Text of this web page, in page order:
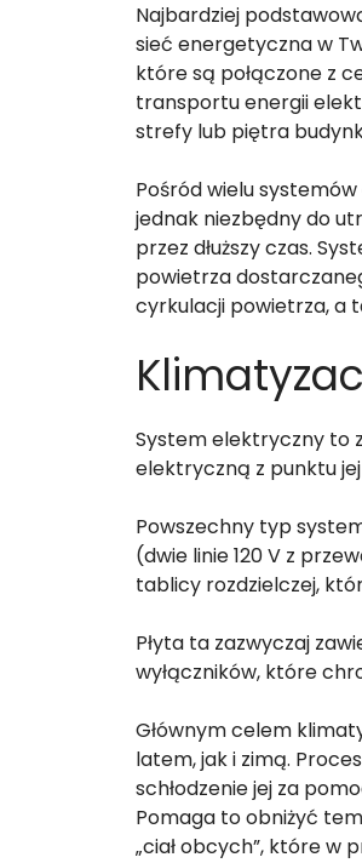
Najbardziej
sieć energetyczna w
które są połączone z
transportu energii
strefy lub piętra
Pośród wielu
jednak niezbędny do
przez dłuższy czas.
powietrza
cyrkulacji powietrza, a
System elektryczny to
elektryczną z punktu
Powszechny typ
(dwie linie 120 V z
tablicy rozdzielczej,
Płyta ta zazwyczaj
wyłączników, które
Głównym celem
latem, jak i zimą.
schłodzenie jej za
Pomaga to obniżyć
„ciał obcych”, które w